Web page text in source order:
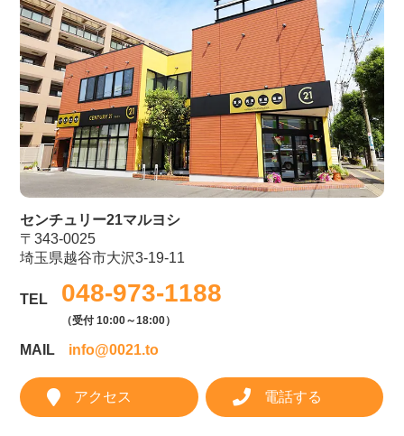
センチュリー21マルヨシ
〒343-0025
埼玉県越谷市大沢3-19-11
TEL 048-973-1188
（受付 10:00～18:00）
MAIL info@0021.to
アクセス 電話する